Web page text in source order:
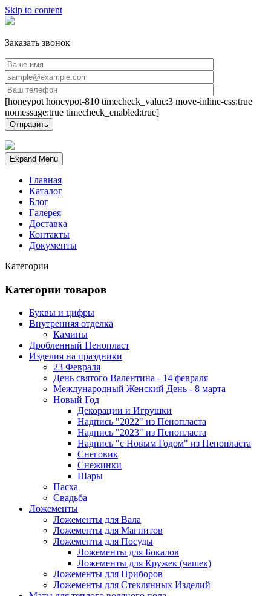
Skip to content
Заказать звонок
[honeypot honeypot-810 timecheck_value:3 move-inline-css:true
nomessage:true timecheck_enabled:true]
Expand Menu
Главная
Каталог
Блог
Галерея
Доставка
Контакты
Документы
Категории
Категории товаров
Буквы и цифры
Внутренняя отделка
Камины
Дробленный Пенопласт
Изделия на праздники
23 Февраля
День святого Валентина - 14 февраля
Международный Женский День - 8 марта
Новый Год
Декорации и Игрушки
Надпись "2022" из Пенопласта
Надпись "2023" из Пенопласта
Надпись "с Новым Годом" из Пенопласта
Снеговик
Снежинки
Шары
Пасха
Свадьба
Ложементы
Ложементы для Вала
Ложементы для Магнитов
Ложементы для Посуды
Ложементы для Бокалов
Ложементы для Кружек (чашек)
Ложементы для Приборов
Ложементы для Стеклянных Изделий